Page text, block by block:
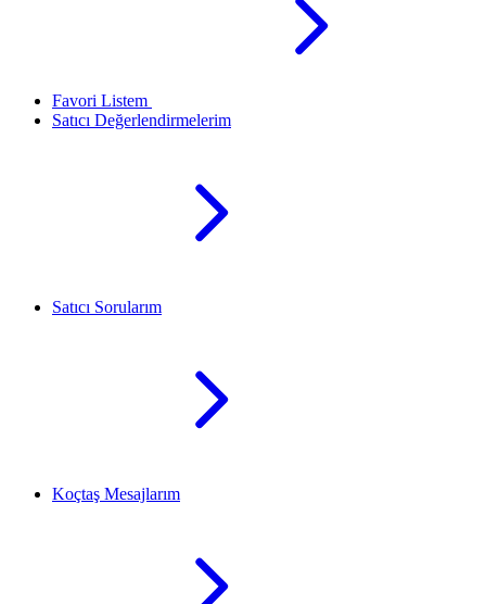
Favori Listem
Satıcı Değerlendirmelerim
Satıcı Sorularım
Koçtaş Mesajlarım